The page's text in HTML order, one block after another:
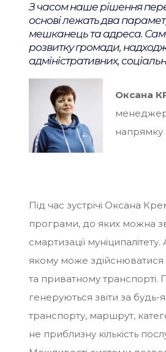
З часом наше рішення
основі лежать два
мешканець та адреса.
розвитку громади,
адміністративних,
Оксана
менеджер
Під час зустрічі Оксана
програми, до яких можна
смартизації
якому може здійснюватися
та приватному
генеруються звіти за
транспорту, маршрут,
не приблизну кількість